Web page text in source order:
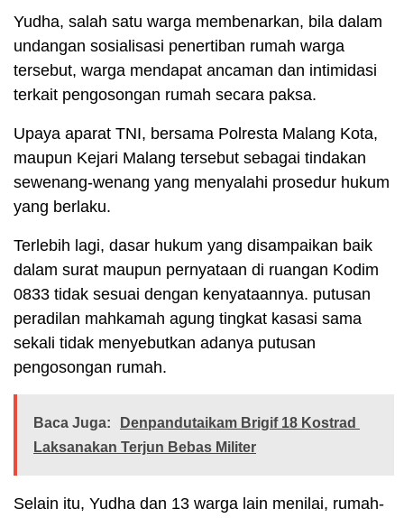
Yudha, salah satu warga membenarkan, bila dalam
undangan sosialisasi penertiban rumah warga
tersebut, warga mendapat ancaman dan intimidasi
terkait pengosongan rumah secara paksa.
Upaya aparat TNI, bersama Polresta Malang Kota,
maupun Kejari Malang tersebut sebagai tindakan
sewenang-wenang yang menyalahi prosedur hukum
yang berlaku.
Terlebih lagi, dasar hukum yang disampaikan baik
dalam surat maupun pernyataan di ruangan Kodim
0833 tidak sesuai dengan kenyataannya. putusan
peradilan mahkamah agung tingkat kasasi sama
sekali tidak menyebutkan adanya putusan
pengosongan rumah.
Baca Juga:
Denpandutaikam Brigif 18 Kostrad
Laksanakan Terjun Bebas Militer
Selain itu, Yudha dan 13 warga lain menilai, rumah-